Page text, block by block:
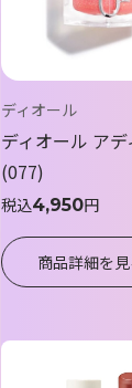
ディオール
ディオール ア
077
税込4,950円
商品詳細を見